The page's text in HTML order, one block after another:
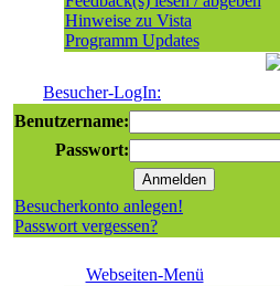
Hinweise zu Vista
Programm Updates
Besucher-LogIn:
Benutzername:
Passwort:
Besucherkonto anlegen!
Passwort vergessen?
Webseiten-Menü